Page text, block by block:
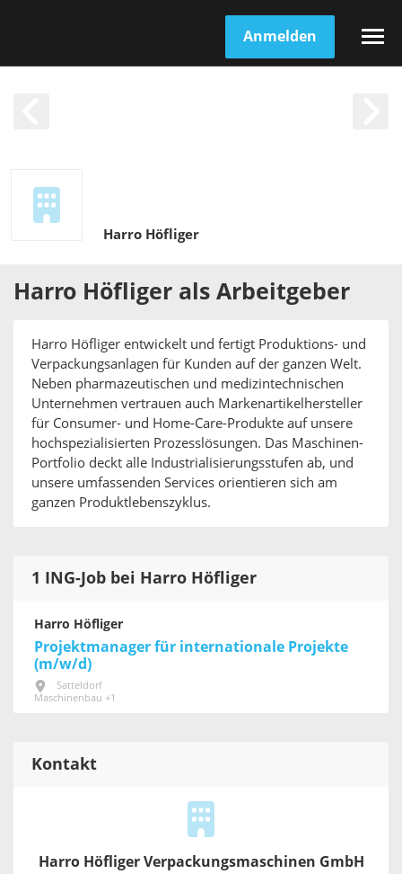
Anmelden
Harro Höfliger
Harro Höfliger als Arbeitgeber
Harro Höfliger entwickelt und fertigt Produktions- und
Verpackungsanlagen für Kunden auf der ganzen Welt.
Neben pharmazeutischen und medizintechnischen
Unternehmen vertrauen auch Markenartikelhersteller
für Consumer- und Home-Care-Produkte auf unsere
hochspezialisierten Prozesslösungen. Das Maschinen-
Portfolio deckt alle Industrialisierungsstufen ab, und
unsere umfassenden Services orientieren sich am
ganzen Produktlebenszyklus.
1 ING-Job bei Harro Höfliger
Harro Höfliger
Projektmanager für internationale Projekte
(m/w/d)
Satteldorf
Maschinenbau +1
Kontakt
Harro Höfliger Verpackungsmaschinen GmbH